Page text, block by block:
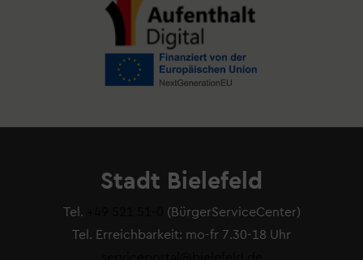
Stadt Bielefeld
Tel.
(BürgerServiceCenter)
Tel. Erreichbarkeit: mo-fr 7.30-18 Uhr